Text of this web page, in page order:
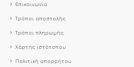
Επικοινωνία
Τρόποι αποστολής
Τρόποι πληρωμής
Χάρτης ιστότοπου
Πολιτική απορρήτου